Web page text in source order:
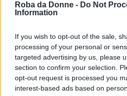
Roba da Donne - Do Not
Information
If you wish to opt-out of the sale,
processing of your personal or
targeted advertising by us, please
section to confirm your selection.
opt-out request is processed you
interest-based ads based on
Natascia Alibani
vivo il "qui e ora" come
scrivo da quando ho
Union Jack.